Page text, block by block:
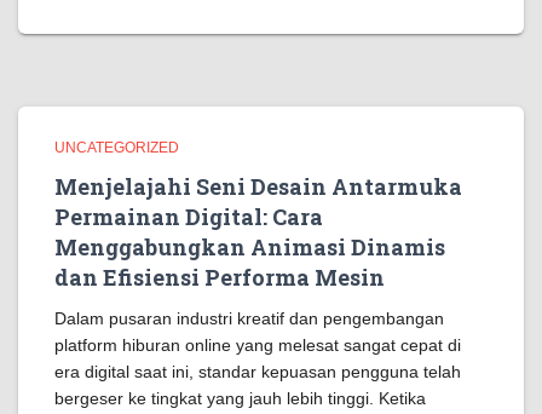
UNCATEGORIZED
Menjelajahi Seni Desain Antarmuka
Permainan Digital: Cara
Menggabungkan Animasi Dinamis
dan Efisiensi Performa Mesin
Dalam pusaran industri kreatif dan pengembangan
platform hiburan online yang melesat sangat cepat di
era digital saat ini, standar kepuasan pengguna telah
bergeser ke tingkat yang jauh lebih tinggi. Ketika